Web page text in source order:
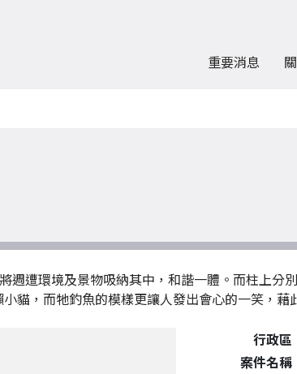
重要消息
週遭環境及景物吸納其中，和諧一體。而柱上分
貓，而牠釣魚的模樣更讓人發出會心的一笑，
公共藝術作品詳細
行政區
案件名稱